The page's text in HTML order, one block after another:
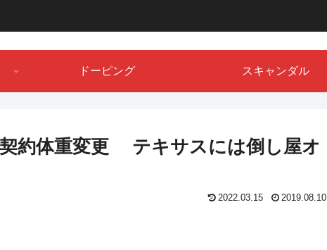
ドーピング スキャンダル
約体重変更 テキサスには倒し屋オ
2022.03.15 2019.08.10